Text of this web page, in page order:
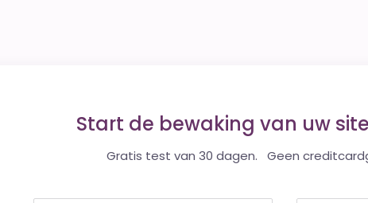
Start de bewaking van uw site
Gratis test van 30 dagen. Geen